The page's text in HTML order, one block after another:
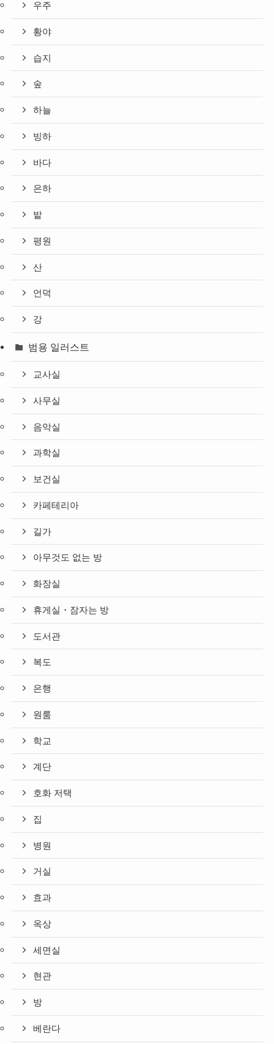
우주
황야
습지
숲
하늘
빙하
바다
은하
밭
평원
산
언덕
강
범용 일러스트
교사실
사무실
음악실
과학실
보건실
카페테리아
길가
아무것도 없는 방
화장실
휴게실・잠자는 방
도서관
복도
은행
원룸
학교
계단
호화 저택
집
병원
거실
효과
옥상
세면실
현관
방
베란다